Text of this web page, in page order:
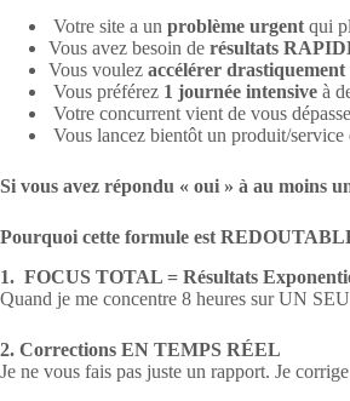
Votre site a un problème urgent qui
Vous avez besoin de résultats
Vous voulez accélérer drastiquement
Vous préférez 1 journée intensive à
Votre concurrent vient de vous
Vous lancez bientôt un produit/
Si vous avez répondu « oui » à au moins
Pourquoi cette formule est
1. FOCUS TOTAL = Résultats
Quand je me concentre 8 heures sur UN
2. Corrections EN TEMPS RÉEL
Je ne vous fais pas juste un rapport. Je